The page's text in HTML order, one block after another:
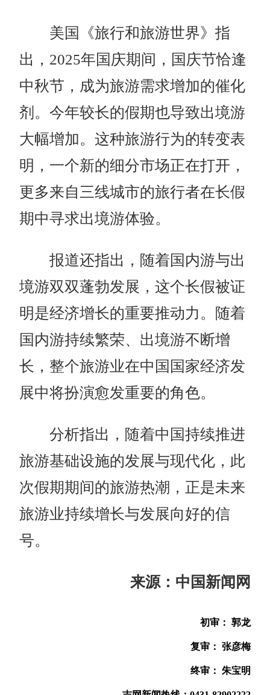
美国《旅行和旅游世界》指
出，2025年国庆期间，国庆节恰逢
中秋节，成为旅游需求增加的催化
剂。今年较长的假期也导致出境游
大幅增加。这种旅游行为的转变表
明，一个新的细分市场正在打开，
更多来自三线城市的旅行者在长假
期中寻求出境游体验。
报道还指出，随着国内游与出
境游双双蓬勃发展，这个长假被证
明是经济增长的重要推动力。随着
国内游持续繁荣、出境游不断增
长，整个旅游业在中国国家经济发
展中将扮演愈发重要的角色。
分析指出，随着中国持续推进
旅游基础设施的发展与现代化，此
次假期期间的旅游热潮，正是未来
旅游业持续增长与发展向好的信
号。
来源：中国新闻网
初审： 郭龙
复审： 张彦梅
终审： 朱宝明